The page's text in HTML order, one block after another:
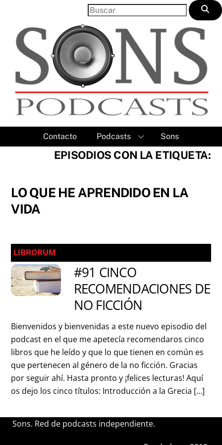
content
Contacto Podcasts Sons
EPISODIOS CON LA ETIQUETA:
LO QUE HE APRENDIDO EN LA
VIDA
LIBRORUM
#91 CINCO
RECOMENDACIONES DE
NO FICCIÓN
Bienvenidos y bienvenidas a este nuevo episodio del
podcast en el que me apetecía recomendaros cinco
libros que he leído y que lo que tienen en común es
que pertenecen al género de la no ficción. Gracias
por seguir ahí. Hasta pronto y ¡felices lecturas! Aquí
os dejo los cinco títulos: Introducción a la Grecia […]
Sons. Red de podcasts independiente.